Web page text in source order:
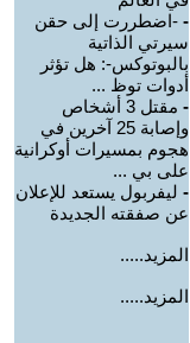
- -اضطررت إلى حقن
سيرتي الذاتية
بالبوتوكس-: هل تؤثر
أدوات توظ ...
-
مقتل 3 أشخاص
وإصابة 25 آخرين في
هجوم بمسيرات أوكرانية
على بي ...
- ليفربول يستعد للإعلان
عن صفقته الجديدة
المزيد.....
المزيد.....